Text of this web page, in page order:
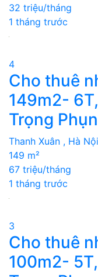
32 triệu/tháng
1 tháng trước
4
Cho thuê
149m2-
Trọng
Thanh Xuân , Hà Nội
149 m²
67 triệu/tháng
1 tháng trước
3
Cho thuê
100m2-